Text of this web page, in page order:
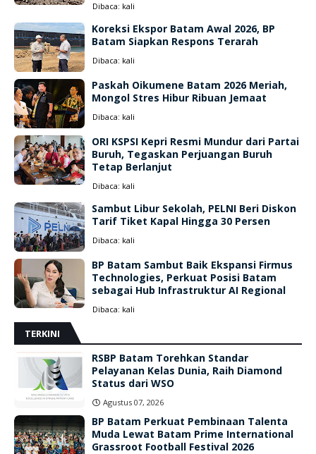
Dibaca: kali
Koreksi Ekspor Batam Awal 2026, BP
Batam Siapkan Respons Terarah
Dibaca: kali
Paskah Oikumene Batam 2026 Meriah,
Mongol Stres Hibur Ribuan Jemaat
Dibaca: kali
ORI KSPSI Kepri Resmi Mundur dari Partai
Buruh, Tegaskan Perjuangan Buruh
Tetap Berlanjut
Dibaca: kali
Sambut Libur Sekolah, PELNI Beri Diskon
Tarif Tiket Kapal Hingga 30 Persen
Dibaca: kali
BP Batam Sambut Baik Ekspansi Firmus
Technologies, Perkuat Posisi Batam
sebagai Hub Infrastruktur AI Regional
Dibaca: kali
TERKINI
RSBP Batam Torehkan Standar
Pelayanan Kelas Dunia, Raih Diamond
Status dari WSO
Agustus 07, 2026
BP Batam Perkuat Pembinaan Talenta
Muda Lewat Batam Prime International
Grassroot Football Festival 2026